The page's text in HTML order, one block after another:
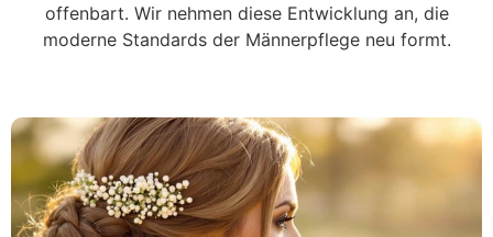
offenbart. Wir nehmen diese Entwicklung an, die
moderne Standards der Männerpflege neu formt.